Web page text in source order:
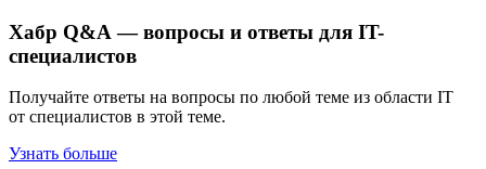
Хабр Q&A — вопросы и ответы для IT-
специалистов
Получайте ответы на вопросы по любой теме из области IT
от специалистов в этой теме.
Узнать больше